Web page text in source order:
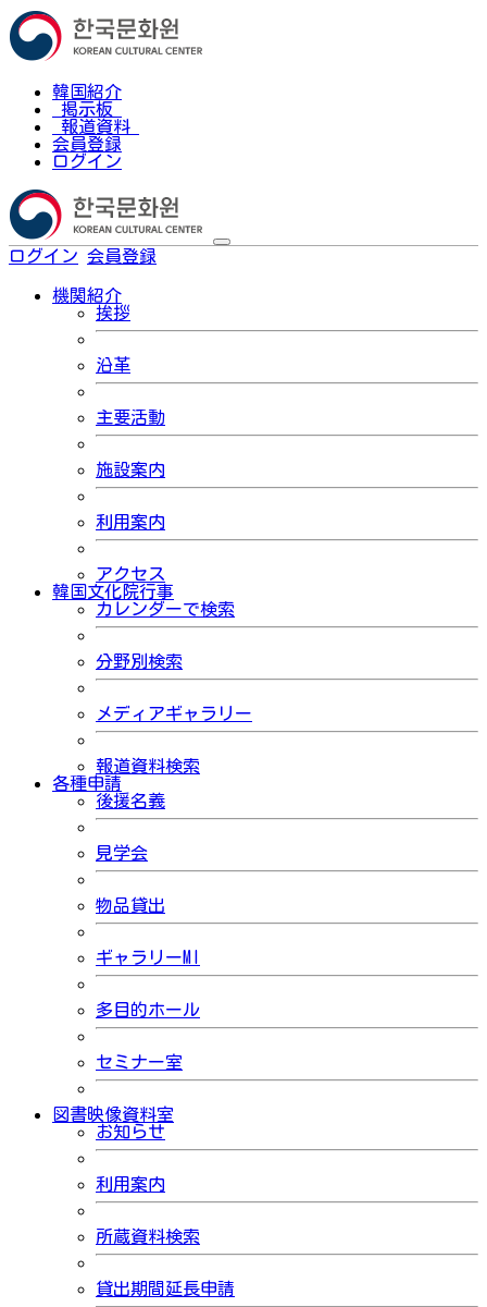
韓国紹介
掲示板
報道資料
会員登録
ログイン
ログイン 会員登録
機関紹介
挨拶
沿革
主要活動
施設案内
利用案内
アクセス
韓国文化院行事
カレンダーで検索
分野別検索
メディアギャラリー
報道資料検索
各種申請
後援名義
見学会
物品貸出
ギャラリーMI
多目的ホール
セミナー室
図書映像資料室
お知らせ
利用案内
所蔵資料検索
貸出期間延長申請